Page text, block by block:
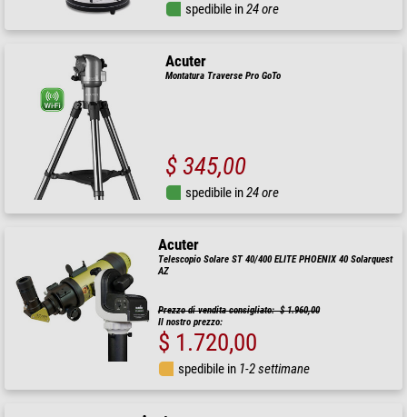
spedibile in24 ore
Acuter
Montatura Traverse Pro GoTo
$ 345,00
spedibile in24 ore
Acuter
Telescopio Solare ST 40/400 ELITE PHOENIX 40 Solarquest
AZ
Prezzo di vendita consigliato: $ 1.960,00
Il nostro prezzo:
$ 1.720,00
spedibile in 1-2 settimane